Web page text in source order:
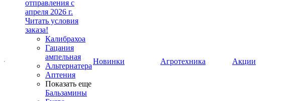
отправления с
апреля 2026 г.
Читать условия
заказа!
Калибрахоа
Гацания
ампельная
Альтернатера
Аптения
Показать еще
Бальзамины
Новинки Агротехника Акции